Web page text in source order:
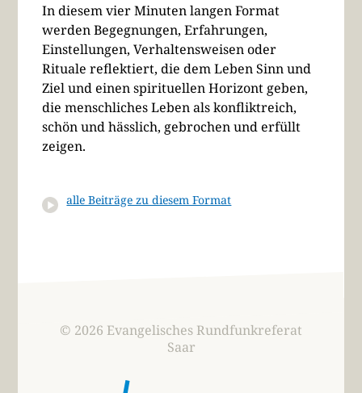
In diesem vier Minuten langen Format
werden Begegnungen, Erfahrungen,
Einstellungen, Verhaltensweisen oder
Rituale reflektiert, die dem Leben Sinn und
Ziel und einen spirituellen Horizont geben,
die menschliches Leben als konfliktreich,
schön und hässlich, gebrochen und erfüllt
zeigen.
alle Beiträge zu diesem Format
© 2026 Evangelisches Rundfunkreferat
Saar